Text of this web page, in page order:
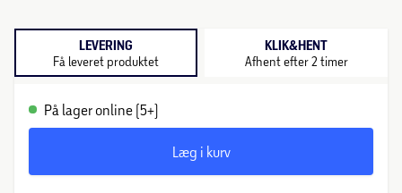
LEVERING
Få leveret produktet
KLIK&HENT
Afhent efter 2 timer
På lager online (5+)
Læg i kurv